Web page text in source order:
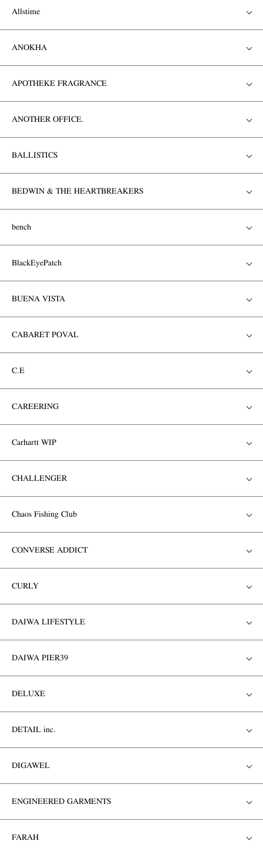
Allstime
ANOKHA
APOTHEKE FRAGRANCE
ANOTHER OFFICE.
BALLISTICS
BEDWIN & THE HEARTBREAKERS
bench
BlackEyePatch
BUENA VISTA
CABARET POVAL
C.E
CAREERING
Carhartt WIP
CHALLENGER
Chaos Fishing Club
CONVERSE ADDICT
CURLY
DAIWA LIFESTYLE
DAIWA PIER39
DELUXE
DETAIL inc.
DIGAWEL
ENGINEERED GARMENTS
FARAH